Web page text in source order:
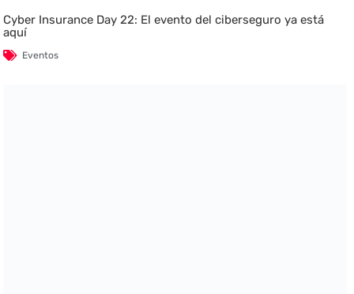
Cyber Insurance Day 22: El evento del ciberseguro ya está
aquí
Eventos